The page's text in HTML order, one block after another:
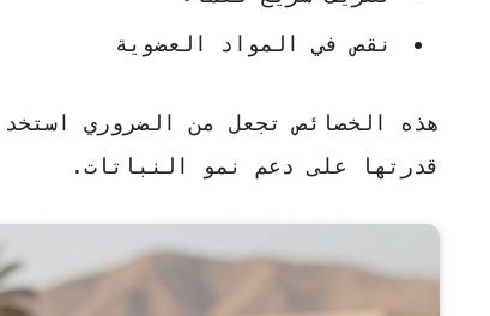
نقص في المواد العضوية
هذه الخصائص تجعل من الضروري
قدرتها على دعم نمو النباتات.